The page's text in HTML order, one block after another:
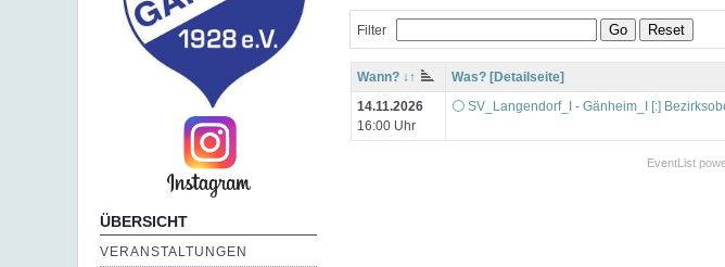
ÜBERSICHT
VERANSTALTUNGEN
Filter Go Reset
Wann? ↓↑ Was? [Detailseite]
14.11.2026
16:00 Uhr
⚪ SV_Langendorf_I - Gänheim_I [:]
EventList